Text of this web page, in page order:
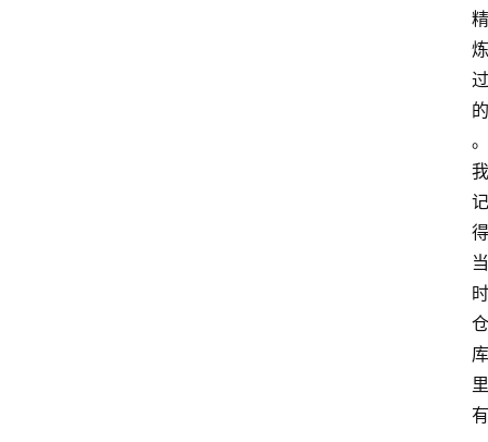
精
炼
过
的
。
我
记
得
当
时
仓
库
里
有